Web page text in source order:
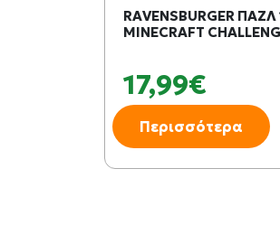
RAVENSBURGER
MINECRAFT
17,99€
Περισσότερα